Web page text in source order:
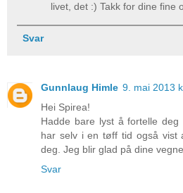
livet, det :) Takk for dine fine
Svar
Gunnlaug Himle 9. mai 2013
Hei Spirea!
Hadde bare lyst å fortelle
har selv i en tøff tid også vist
deg. Jeg blir glad på dine
Svar